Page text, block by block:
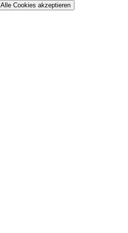
Alle Cookies akzeptieren